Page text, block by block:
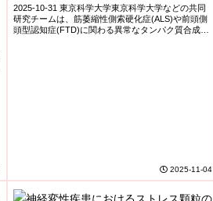
の仕組みに迫り、新たな治療戦
略の可能性を提示～
2025-10-31 東京科学大学東京科学大学などの共同
研究チームは、筋萎縮性側索硬化症(ALS)や前頭側
頭型認知症(FTD)に関わる異常なタンパク質合成
2025-11-04